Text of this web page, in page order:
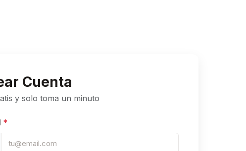
Cuenta
y solo toma un minuto
*